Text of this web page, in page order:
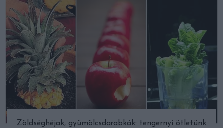
Zöldséghéjak, gyümölcsdarabkák: tengernyi ötletünk